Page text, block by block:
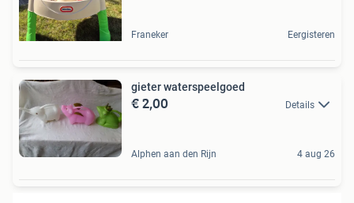
Franeker Eergisteren
gieter waterspeelgoed
€ 2,00 Details
Alphen aan den Rijn 4 aug 26